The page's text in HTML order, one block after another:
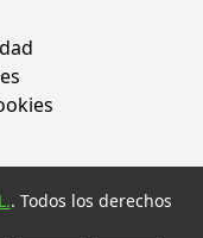
. Todos los derechos